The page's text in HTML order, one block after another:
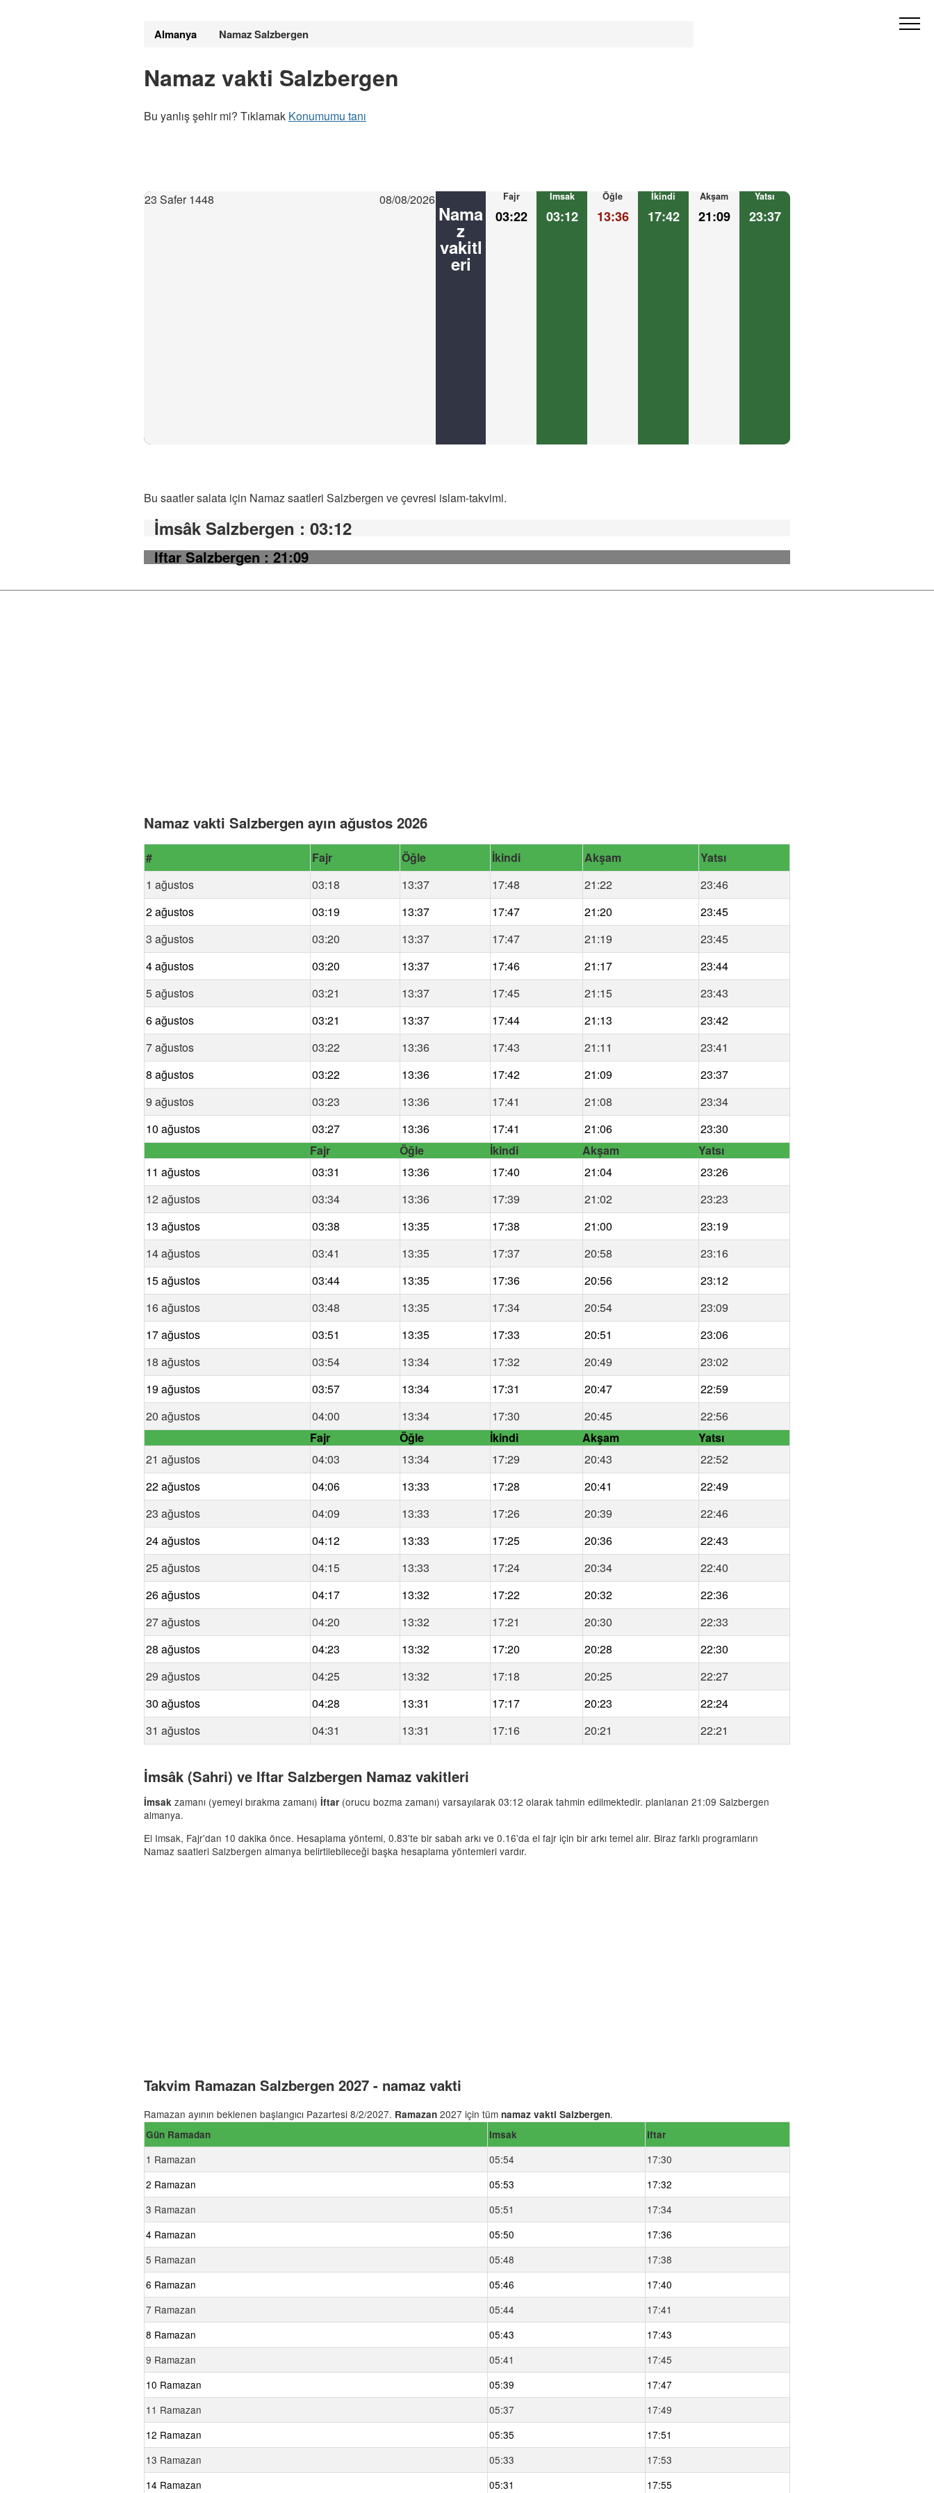
Almanya Namaz Salzbergen
Namaz vakti Salzbergen
Bu yanlış şehir mi? Tıklamak Konumumu tanı
23 Safer 1448 08/08/2026
Nama
z
vakitl
eri
Fajr
03:22
Imsak
03:12
Öğle
13:36
İkindi
17:42
Akşam
21:09
Yatsı
23:37
Bu saatler salata için Namaz saatleri Salzbergen ve çevresi islam-takvimi.
İmsâk Salzbergen : 03:12
Iftar Salzbergen: 21:09
Namaz vakti Salzbergen ayın ağustos 2026
# Fajr Öğle İkindi Akşam
Yatsı
1 ağustos
03:18 13:37 17:48 21:22
23:46
2 ağustos
03:19 13:37 17:47 21:20
23:45
3 ağustos
03:20 13:37 17:47 21:19
23:45
4 ağustos
03:20 13:37 17:46 21:17
23:44
5 ağustos
03:21 13:37 17:45 21:15
23:43
6 ağustos
03:21 13:37 17:44 21:13
23:42
7 ağustos
03:22 13:36 17:43 21:11
23:41
8 ağustos
03:22 13:36 17:42 21:09
23:37
9 ağustos
03:23 13:36 17:41 21:08
23:34
10 ağustos
03:27 13:36 17:41 21:06
23:30
Fajr
Öğle İkindi Akşam
Yatsı
11 ağustos
03:31 13:36 17:40 21:04
23:26
12 ağustos
03:34 13:36 17:39 21:02
23:23
13 ağustos
03:38 13:35 17:38 21:00
23:19
14 ağustos
03:41 13:35 17:37 20:58
23:16
15 ağustos
03:44 13:35 17:36 20:56
23:12
16 ağustos
03:48 13:35 17:34 20:54
23:09
17 ağustos
03:51 13:35 17:33 20:51
23:06
18 ağustos
03:54 13:34 17:32 20:49
23:02
19 ağustos
03:57 13:34 17:31 20:47
22:59
20 ağustos
04:00 13:34 17:30 20:45
22:56
Fajr
Öğle İkindi Akşam
Yatsı
21 ağustos
04:03 13:34 17:29 20:43
22:52
22 ağustos
04:06 13:33 17:28 20:41
22:49
23 ağustos
04:09 13:33 17:26 20:39
22:46
24 ağustos
04:12 13:33 17:25 20:36
22:43
25 ağustos
04:15 13:33 17:24 20:34
22:40
26 ağustos
04:17 13:32 17:22 20:32
22:36
27 ağustos
04:20 13:32 17:21 20:30
22:33
28 ağustos
04:23 13:32 17:20 20:28
22:30
29 ağustos
04:25 13:32 17:18 20:25
22:27
30 ağustos
04:28 13:31 17:17 20:23
22:24
31 ağustos
04:31 13:31 17:16 20:21 22:21
İmsâk (Sahri) ve Iftar Salzbergen Namaz vakitleri
İmsak zamanı (yemeyi bırakma zamanı) İftar (orucu bozma zamanı) varsayılarak 03:12 olarak tahmin edilmektedir. planlanan 21:09 Salzbergen
almanya.
El Imsak, Fajr'dan 10 dakika önce. Hesaplama yöntemi, 0.83'te bir sabah arkı ve 0.16'da el fajr için bir arkı temel alır. Biraz farklı programların
Namaz saatleri Salzbergen almanya belirtilebileceği başka hesaplama yöntemleri vardır.
Takvim Ramazan Salzbergen 2027 - namaz vakti
Ramazan ayının beklenen başlangıcı Pazartesi 8/2/2027. Ramazan 2027 için tüm namaz vakti Salzbergen.
Gün Ramadan Imsak Iftar
1 Ramazan 05:54
17:30
2 Ramazan
05:53
17:32
3 Ramazan
05:51
17:34
4 Ramazan
05:50
17:36
5 Ramazan
05:48
17:38
6 Ramazan
05:46
17:40
7 Ramazan
05:44
17:41
8 Ramazan
05:43
17:43
9 Ramazan
05:41
17:45
10 Ramazan
05:39
17:47
11 Ramazan
05:37
17:49
12 Ramazan
05:35
17:51
13 Ramazan
05:33
17:53
14 Ramazan
05:31 17:55